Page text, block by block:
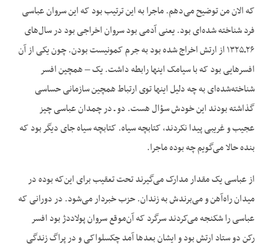
که الان من توضیح می‌دهم. ماجرا به این ترتیب بود که این سروان عباسی
فرد شناخته شده‌ای بود. یعنی آدمی بود سروان اخراجی بود در سال‌های
۲۶ـ۱۳۲۵ از ارتش اخراج شده بود به جرم کمونیست بودن. چون یکی از آن
افسرهایی بود که با سیامک اینها رابطه داشت. یک – ‌همچین افسر
شناخته‌شده‌ای به چه دلیل اینها توی ارتباط همچین سازمانی حساسی
گذاشته بودند این خودش سؤال هست. دو ـ در چمدان عباسی چیز
عجیب و غریبی پیدا نکردند، کتابچه سیاه. کتابچه سیاه جای دیگر بود که
بنده حالا می‌گویم چه بوده ماجرا.
از عباسی یک مقدار مدارک می‌گیرند تحت تعقیب برای این‌که بوده در
میدان راه‌آهن و می‌برندش به زندان. حزب خبردار می‌شود. در دورانی که
عباسی را شکنجه می‌کردند سرگرد که آن‌موقع سروان پولاددژ بود افسر
رکن دو ستاد ارتش بود و ایشان بعدها آمد چکسلواکی و در پراگ زندگی